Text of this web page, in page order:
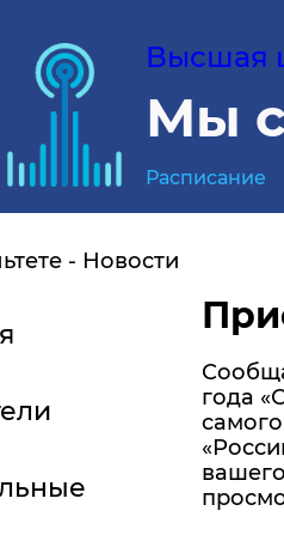
Высшая
Мы
Расписание
Новости
года